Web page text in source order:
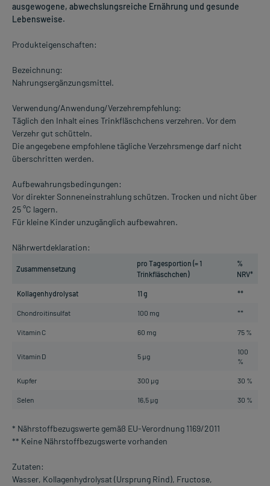
ausgewogene, abwechslungsreiche Ernährung und gesunde
Lebensweise.
Produkteigenschaften:
Bezeichnung:
Nahrungsergänzungsmittel.
Verwendung/Anwendung/Verzehrempfehlung:
Täglich den Inhalt eines Trinkfläschchens verzehren. Vor dem
Verzehr gut schütteln.
Die angegebene empfohlene tägliche Verzehrsmenge darf nicht
überschritten werden.
Aufbewahrungsbedingungen:
Vor direkter Sonneneinstrahlung schützen. Trocken und nicht über
25 °C lagern.
Für kleine Kinder unzugänglich aufbewahren.
Nährwertdeklaration:
Zusammensetzung
pro Tagesportion (= 1
Trinkfläschchen)
%
NRV*
Kollagenhydrolysat 11 g **
Chondroitinsulfat 100 mg **
Vitamin C 60 mg 75 %
Vitamin D 5 µg
100
%
Kupfer 300 µg 30 %
Selen 16,5 µg 30 %
* Nährstoffbezugswerte gemäß EU-Verordnung 1169/2011
** Keine Nährstoffbezugswerte vorhanden
Zutaten:
Wasser, Kollagenhydrolysat (Ursprung Rind), Fructose,